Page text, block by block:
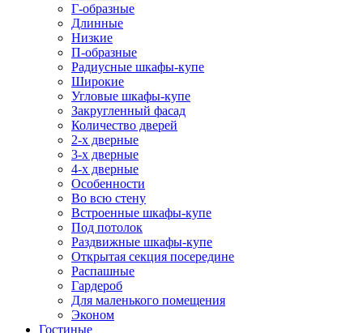
Г-образные
Длинные
Низкие
П-образные
Радиусные шкафы-купе
Широкие
Угловые шкафы-купе
Закругленный фасад
Количество дверей
2-х дверные
3-х дверные
4-х дверные
Особенности
Во всю стену
Встроенные шкафы-купе
Под потолок
Раздвижные шкафы-купе
Открытая секция посередине
Распашные
Гардероб
Для маленького помещения
Эконом
Гостиные